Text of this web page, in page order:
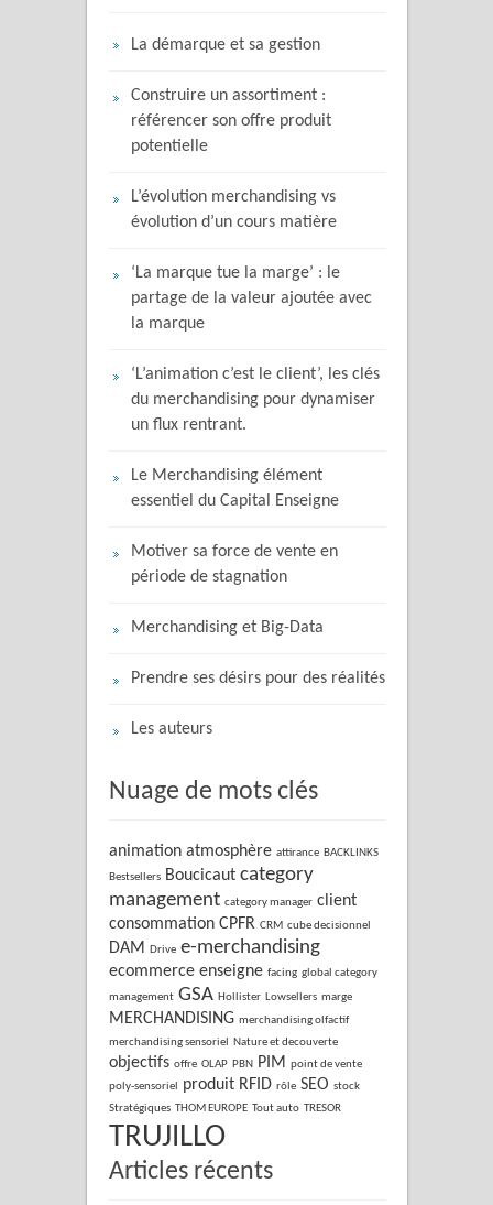
La démarque et sa gestion
Construire un assortiment :
référencer son offre produit
potentielle
L’évolution merchandising vs
évolution d’un cours matière
‘La marque tue la marge’ : le
partage de la valeur ajoutée avec
la marque
‘L’animation c’est le client’, les clés
du merchandising pour dynamiser
un flux rentrant.
Le Merchandising élément
essentiel du Capital Enseigne
Motiver sa force de vente en
période de stagnation
Merchandising et Big-Data
Prendre ses désirs pour des réalités
Les auteurs
Nuage de mots clés
animation atmosphère attirance BACKLINKS
Bestsellers Boucicaut category
management category manager client
consommation CPFR CRM cube decisionnel
DAM Drive e-merchandising
ecommerce enseigne facing global category
management GSA Hollister Lowsellers marge
MERCHANDISING merchandising olfactif
merchandising sensoriel Nature et decouverte
objectifs offre OLAP PBN PIM point de vente
poly-sensoriel produit RFID rôle SEO stock
Stratégiques THOM EUROPE Tout auto TRESOR
TRUJILLO
Articles récents